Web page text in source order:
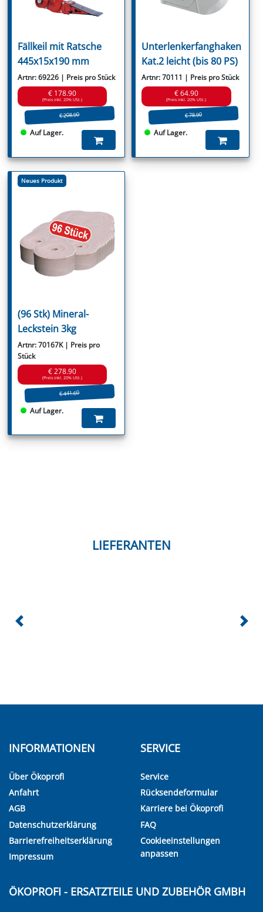
Fällkeil mit Ratsche
445x15x190 mm
Artnr: 69226 | Preis pro Stück
€ 178.90
(Preis inkl. 20% USt.)
€ 208.90
Auf Lager.
Unterlenkerfanghaken
Kat.2 leicht (bis 80 PS)
Artnr: 70111 | Preis pro Stück
€ 64.90
(Preis inkl. 20% USt.)
€ 78.90
Auf Lager.
Neues Produkt
(96 Stk) Mineral-
Leckstein 3kg
Artnr: 70167K | Preis pro
Stück
€ 278.90
(Preis inkl. 20% USt.)
€ 441.60
Auf Lager.
LIEFERANTEN
INFORMATIONEN
Über Ökoprofi
Anfahrt
AGB
Datenschutzerklärung
Barrierefreiheitserklärung
Impressum
SERVICE
Service
Rücksendeformular
Karriere bei Ökoprofi
FAQ
Cookieeinstellungen
anpassen
ÖKOPROFI - ERSATZTEILE UND ZUBEHÖR GMBH